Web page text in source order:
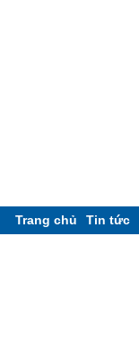
Trang chủ Tin tức